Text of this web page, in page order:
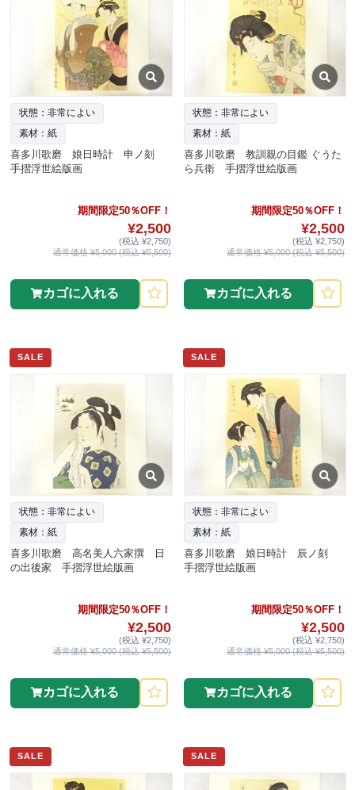
状態：非常によい
素材：紙
喜多川歌磨 娘日時計 申ノ刻
手摺浮世絵版画
期間限定50％OFF！
¥2,500
(税込 ¥2,750)
通常価格 ¥5,000 (税込 ¥5,500)
カゴに入れる
状態：非常によい
素材：紙
喜多川歌磨 教訓親の目鑑 ぐうた
ら兵衛 手摺浮世絵版画
期間限定50％OFF！
¥2,500
(税込 ¥2,750)
通常価格 ¥5,000 (税込 ¥5,500)
カゴに入れる
SALE
状態：非常によい
素材：紙
喜多川歌磨 高名美人六家撰 日
の出後家 手摺浮世絵版画
期間限定50％OFF！
¥2,500
(税込 ¥2,750)
通常価格 ¥5,000 (税込 ¥5,500)
カゴに入れる
SALE
状態：非常によい
素材：紙
喜多川歌磨 娘日時計 辰ノ刻
手摺浮世絵版画
期間限定50％OFF！
¥2,500
(税込 ¥2,750)
通常価格 ¥5,000 (税込 ¥5,500)
カゴに入れる
SALE SALE